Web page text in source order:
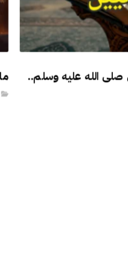
صلى الله عليه وسلم..